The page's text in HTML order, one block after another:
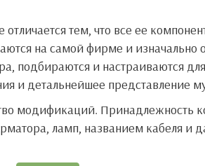
тем, что все ее
на самой фирме и
подбираются и настраиваются
и детальнейшее представление
модификаций. Принадлежность
ламп, названием кабеля и